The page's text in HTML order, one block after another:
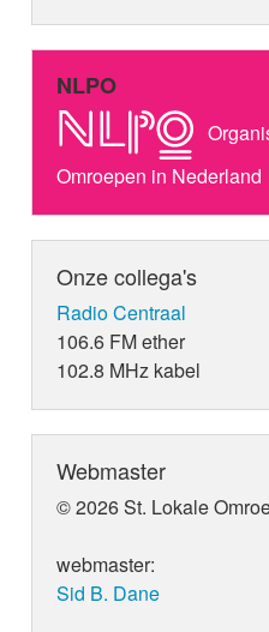
NLPO
Omroepen in Nederland
Onze collega's
Radio Centraal
106.6 FM ether
102.8 MHz kabel
Webmaster
© 2026 St. Lokale
webmaster:
Sid B. Dane